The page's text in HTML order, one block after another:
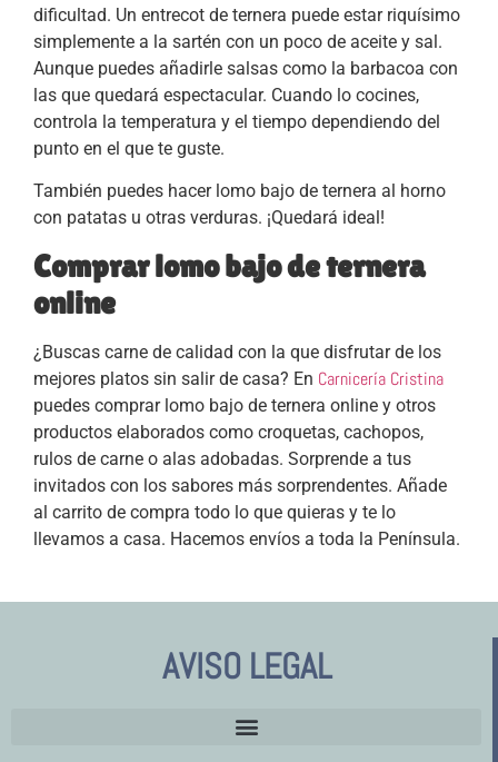
dificultad. Un entrecot de ternera puede estar riquísimo
simplemente a la sartén con un poco de aceite y sal.
Aunque puedes añadirle salsas como la barbacoa con
las que quedará espectacular. Cuando lo cocines,
controla la temperatura y el tiempo dependiendo del
punto en el que te guste.
También puedes hacer lomo bajo de ternera al horno
con patatas u otras verduras. ¡Quedará ideal!
Comprar lomo bajo de ternera
online
¿Buscas carne de calidad con la que disfrutar de los
mejores platos sin salir de casa? En Carnicería Cristina
puedes comprar lomo bajo de ternera online y otros
productos elaborados como croquetas, cachopos,
rulos de carne o alas adobadas. Sorprende a tus
invitados con los sabores más sorprendentes. Añade
al carrito de compra todo lo que quieras y te lo
llevamos a casa. Hacemos envíos a toda la Península.
AVISO LEGAL